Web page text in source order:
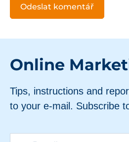
Online
Tips, instructions and
to your e-mail. Subscribe